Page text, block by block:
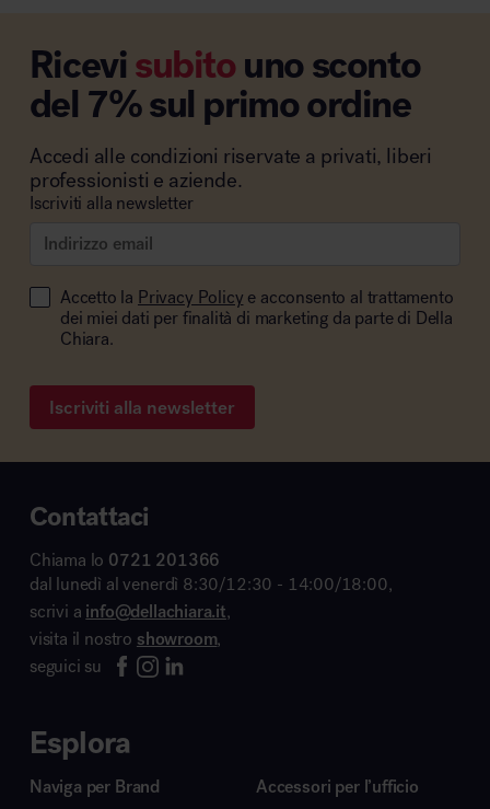
Ricevisubitouno sconto
del 7% sul primo ordine
Accedi alle condizioni riservate a privati, liberi
professionisti e aziende.
Iscriviti alla newsletter
Accetto la Privacy Policy e acconsento al trattamento
dei miei dati per finalità di marketing da parte di Della
Chiara.
Iscriviti alla newsletter
Contattaci
Chiama lo 0721 201366
dal lunedì al venerdì 8:30/12:30 - 14:00/18:00,
scrivi a info@dellachiara.it,
visita il nostro showroom,
seguici su
Esplora
Naviga per Brand
Accessori per l’ufficio